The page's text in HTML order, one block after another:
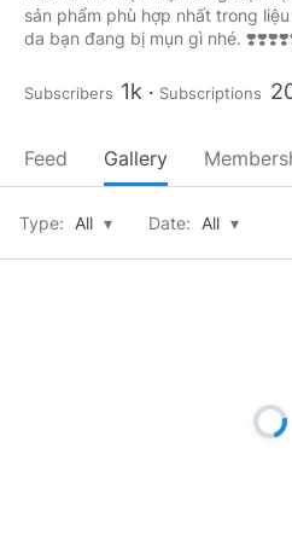
sản phẩm phù hợp nhất trong
da bạn đang bị mụn gì nhé.
Subscribers 1k Subscriptions
Feed Gallery
Type: All ▾ Date: All ▾